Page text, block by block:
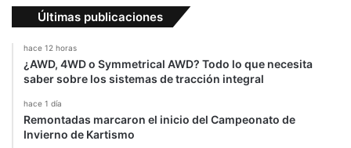
Últimas publicaciones
hace 12 horas
¿AWD, 4WD o Symmetrical AWD? Todo lo que necesita
saber sobre los sistemas de tracción integral
hace 1 día
Remontadas marcaron el inicio del Campeonato de
Invierno de Kartismo